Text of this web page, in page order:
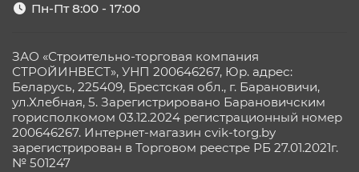
Пн-Пт 8:00 - 17:00
ЗАО «Строительно-торговая компания
СТРОЙИНВЕСТ», УНП 200646267, Юр. адрес:
Беларусь, 225409, Брестская обл., г. Барановичи,
ул.Хлебная, 5. Зарегистрировано Барановичским
горисполкомом 03.12.2024 регистрационный номер
200646267. Интернет-магазин cvik-torg.by
зарегистрирован в Торговом реестре РБ 27.01.2021г.
№ 501247